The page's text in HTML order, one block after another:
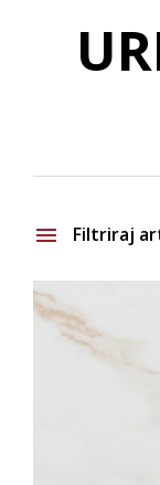
Filtriraj
Brand